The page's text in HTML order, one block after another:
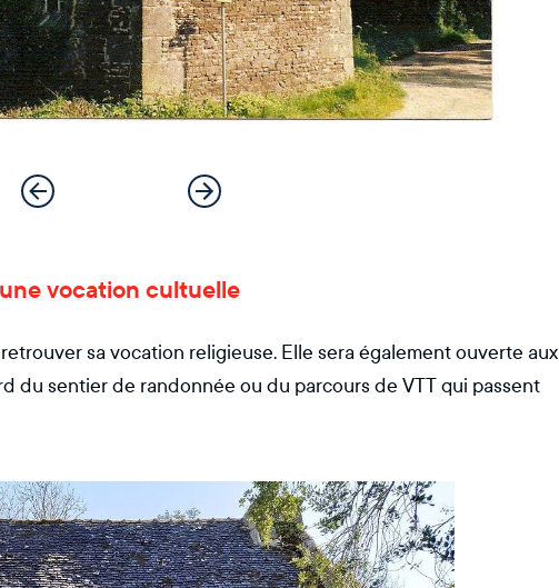
vocation cultuelle
sa vocation religieuse. Elle sera également ouverte aux
du sentier de randonnée ou du parcours de VTT qui passent